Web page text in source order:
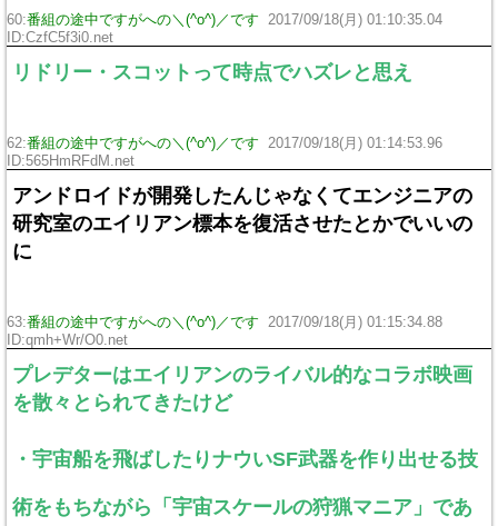
60:番組の途中ですがへの＼(^o^)／です
2017/09/18(月) 01:10:35.04
ID:CzfC5f3i0.net
リドリー・スコットって時点でハズレと思え
62:番組の途中ですがへの＼(^o^)／です
2017/09/18(月) 01:14:53.96
ID:565HmRFdM.net
アンドロイドが開発したんじゃなくてエンジニアの
研究室のエイリアン標本を復活させたとかでいいの
に
63:番組の途中ですがへの＼(^o^)／です
2017/09/18(月) 01:15:34.88
ID:qmh+Wr/O0.net
プレデターはエイリアンのライバル的なコラボ映画
を散々とられてきたけど
・宇宙船を飛ばしたりナウいSF武器を作り出せる技
術をもちながら「宇宙スケールの狩猟マニア」であ